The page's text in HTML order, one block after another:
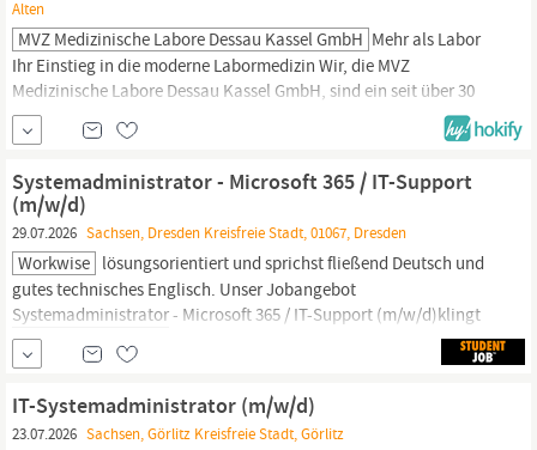
Alten
MVZ Medizinische Labore Dessau Kassel GmbH Mehr als Labor
Ihr Einstieg in die moderne Labormedizin Wir, die MVZ
Medizinische Labore Dessau Kassel GmbH, sind ein seit über 30
Jahren stetig wachsendes Unternehmen mit Hauptsitz in Dessau-
Roßlau. Vertreten an mehreren Standorten in
Sachsen-Anhalt,
und Hessen, gehören wir zur Limbach Gruppe, dem
größten
Systemadministrator - Microsoft 365 / IT-Support
(m/w/d)
29.07.2026 Sachsen, Dresden Kreisfreie Stadt, 01067, Dresden
Workwise lösungsorientiert und sprichst fließend Deutsch und
gutes technisches Englisch. Unser Jobangebot
Systemadministrator- Microsoft 365 / IT-Support (m/w/d)klingt
vielversprechend? Bei unserem Partner Workwise ist eine
Bewerbung für diesen Job in nur wenigen Minuten und ohne
Anschreiben möglich. Anschließend kann der Status der
Bewerbung live verfolgt...
IT-Systemadministrator (m/w/d)
23.07.2026 Sachsen, Görlitz Kreisfreie Stadt, Görlitz